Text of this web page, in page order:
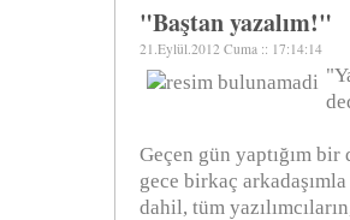
"Baştan yazalım!"
21.Eylül.2012 Cuma :: 17:14:14
Geçen gün yaptığım bir
gece birkaç arkadaşımla
dahil, tüm